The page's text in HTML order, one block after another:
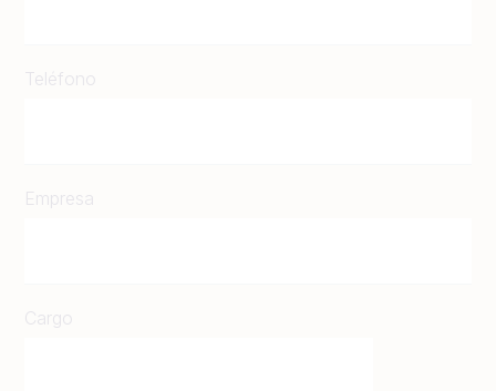
Teléfono
Empresa
Cargo